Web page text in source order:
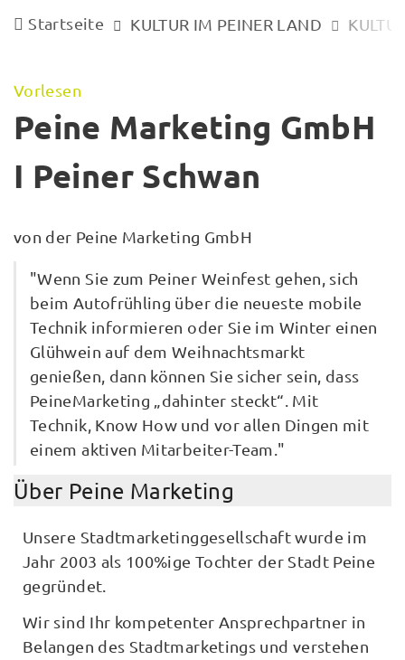
Startseite KULTUR IM PEINER LAND
Vorlesen
Peine Marketing GmbH
I Peiner Schwan
von der Peine Marketing GmbH
"Wenn Sie zum Peiner Weinfest gehen, sich
beim Autofrühling über die neueste mobile
Technik informieren oder Sie im Winter einen
Glühwein auf dem Weihnachtsmarkt
genießen, dann können Sie sicher sein, dass
PeineMarketing „dahinter steckt“. Mit
Technik, Know How und vor allen Dingen mit
einem aktiven Mitarbeiter-Team."
Über Peine Marketing
Unsere Stadtmarketinggesellschaft wurde im
Jahr 2003 als 100%ige Tochter der Stadt Peine
gegründet.
Wir sind Ihr kompetenter Ansprechpartner in
Belangen des Stadtmarketings und verstehen